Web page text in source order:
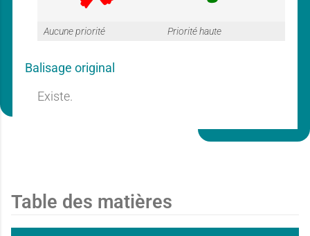
r
n
a
G
r
Aucune priorité
G
a
Priorité haute
Balisage original
Existe.
Table des matières